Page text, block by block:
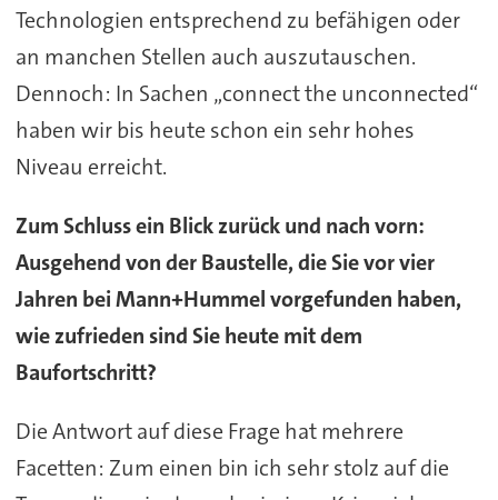
Technologien entsprechend zu befähigen oder
an manchen Stellen auch auszutauschen.
Dennoch: In Sachen „connect the unconnected“
haben wir bis heute schon ein sehr hohes
Niveau erreicht.
Zum Schluss ein Blick zurück und nach vorn:
Ausgehend von der Baustelle, die Sie vor vier
Jahren bei Mann+Hummel vorgefunden haben,
wie zufrieden sind Sie heute mit dem
Baufortschritt?
Die Antwort auf diese Frage hat mehrere
Facetten: Zum einen bin ich sehr stolz auf die